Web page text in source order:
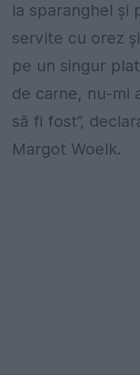
la sparanghel şi
servite cu orez
pe un singur
de carne, nu-mi
să fi fost”,
Margot Woelk.